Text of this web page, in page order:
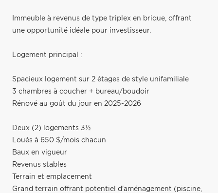
Immeuble à revenus de type triplex en brique, offrant
une opportunité idéale pour investisseur.
Logement principal :
Spacieux logement sur 2 étages de style unifamiliale
3 chambres à coucher + bureau/boudoir
Rénové au goût du jour en 2025-2026
Deux (2) logements 3½
Loués à 650 $/mois chacun
Baux en vigueur
Revenus stables
Terrain et emplacement
Grand terrain offrant potentiel d'aménagement (piscine,